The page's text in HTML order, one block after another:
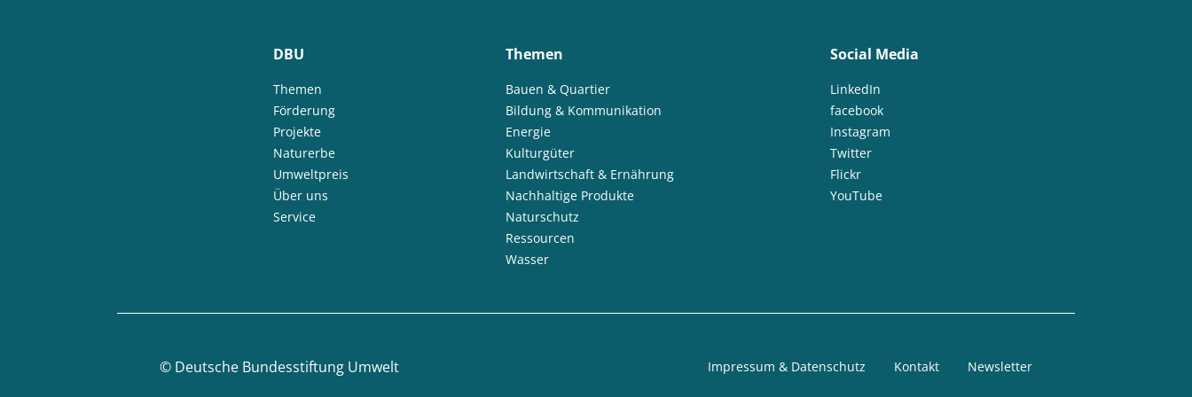
DBU
Themen
Förderung
Projekte
Naturerbe
Umweltpreis
Über uns
Service
Themen
Bauen & Quartier
Bildung & Kommunikation
Energie
Kulturgüter
Landwirtschaft & Ernährung
Nachhaltige Produkte
Naturschutz
Ressourcen
Wasser
Social Media
LinkedIn
facebook
Instagram
Twitter
Flickr
YouTube
© Deutsche Bundesstiftung Umwelt Impressum & Datenschutz Kontakt Newsletter